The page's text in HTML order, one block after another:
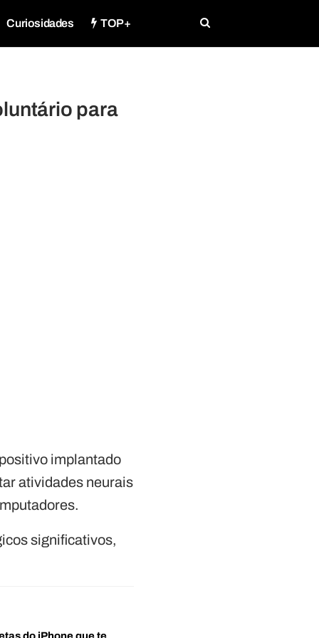
Curiosidades TOP+
para
implantado
atividades neurais
significativos,
do iPhone que te